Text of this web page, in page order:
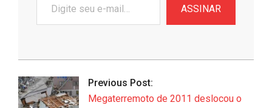
seu
e-
ASSINAR
2026-
20
Previous Post:
Megaterremoto de 2011 deslocou o